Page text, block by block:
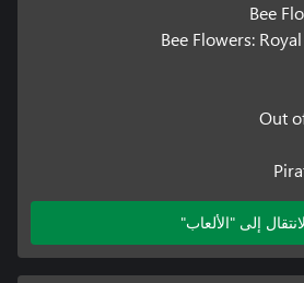
Bee
Bee Flowers:
Out
إلى "الألعاب"